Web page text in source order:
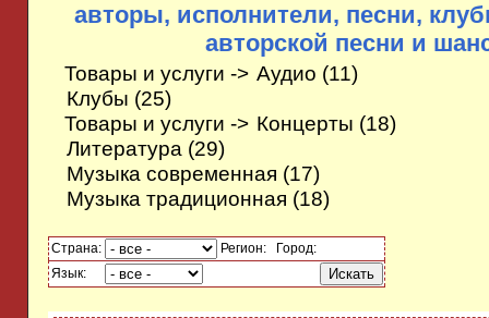
авторы, исполнители, песни,
авторской песни и
Товары и услуги -> Аудио (11)
Клубы (25)
Товары и услуги -> Концерты (18)
Литература (29)
Музыка современная (17)
Музыка традиционная (18)
Страна: Регион:
Город:
Язык: